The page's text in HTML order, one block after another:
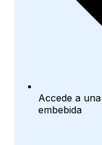
Accede a
embebida